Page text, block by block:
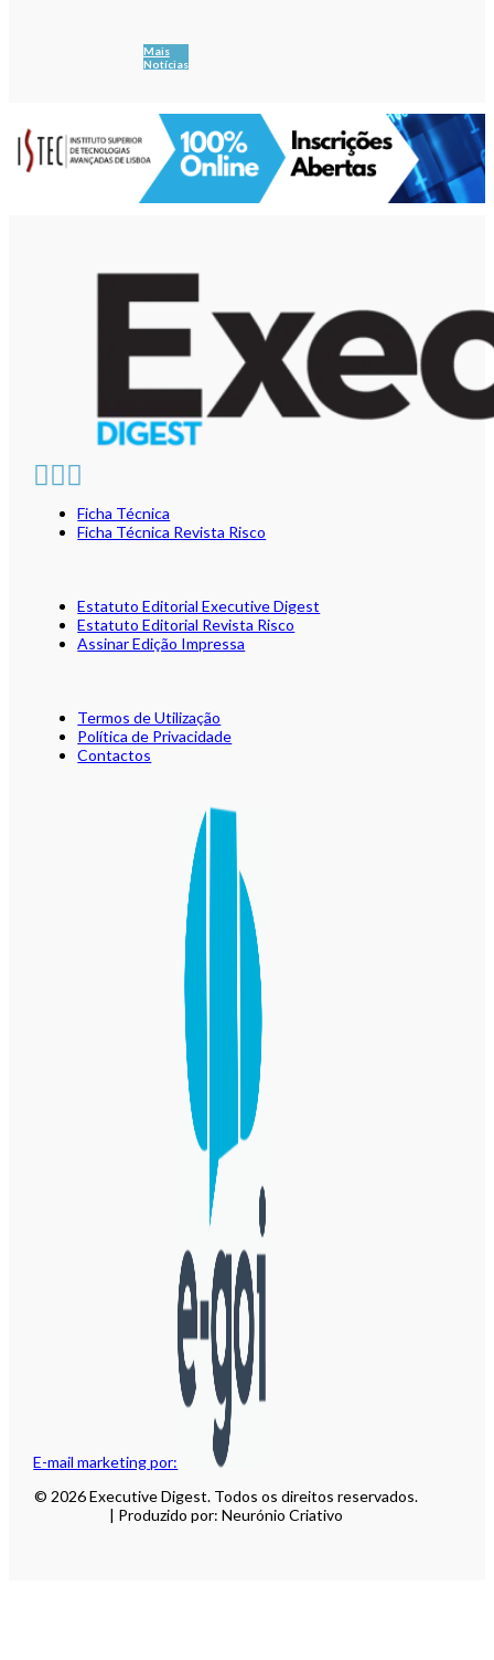
Mais
Notícias
E-mail marketing por:
Ficha Técnica
Ficha Técnica Revista Risco
Estatuto Editorial Executive Digest
Estatuto Editorial Revista Risco
Assinar Edição Impressa
Termos de Utilização
Política de Privacidade
Contactos
© 2026 Executive Digest. Todos os direitos reservados.
| Produzido por: Neurónio Criativo